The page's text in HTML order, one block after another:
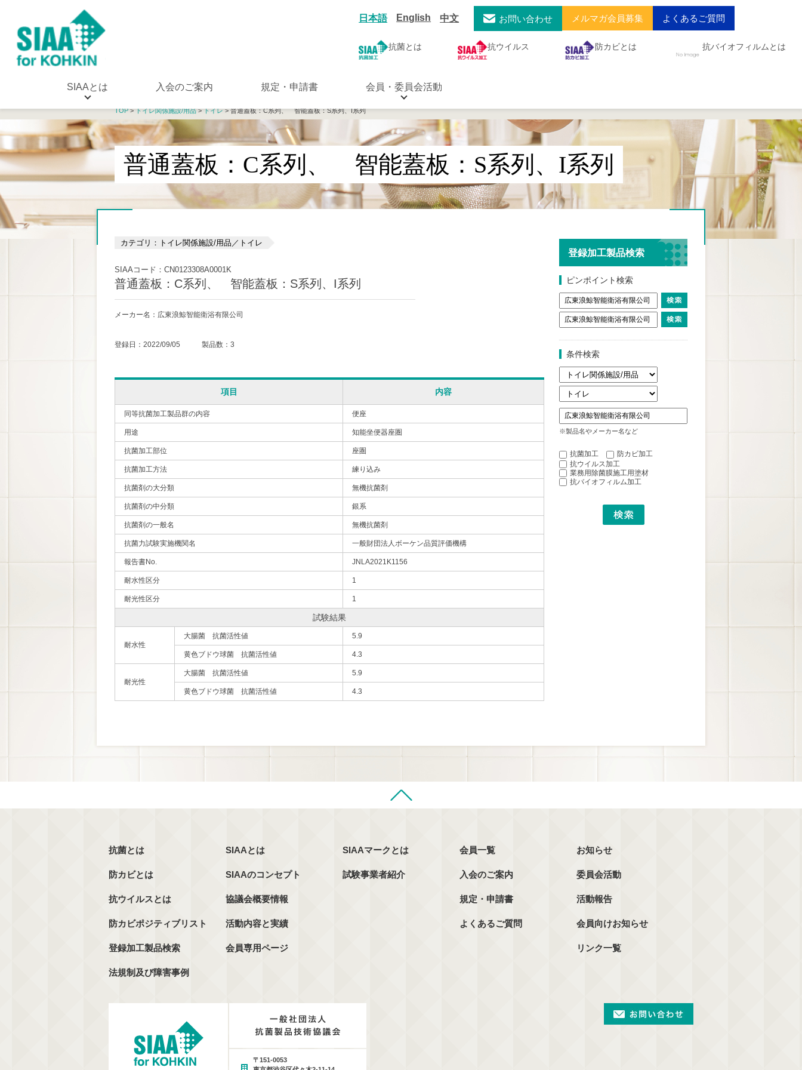
日本語 English 中文 お問い合わせ メルマガ会員募集 よくあるご質問
抗菌とは 抗ウイルス 防カビとは 抗バイオフィルムとは
SIAAとは 入会のご案内 規定・申請書 会員・委員会活動
TOP>トイレ関係施設/用品>トイレ> 普通蓋板：C系列、 智能蓋板：S系列、I系列
普通蓋板：C系列、 智能蓋板：S系列、I系列
カテゴリ：トイレ関係施設/用品／トイレ
SIAAコード：CN0123308A0001K
普通蓋板：C系列、 智能蓋板：S系列、I系列
メーカー名：広東浪鯨智能衛浴有限公司
登録日：2022/09/05 製品数：3
項目 内容
同等抗菌加工製品群の内容 便座
用途 知能坐便器座圏
抗菌加工部位 座圏
抗菌加工方法 練り込み
抗菌剤の大分類 無機抗菌剤
抗菌剤の中分類 銀系
抗菌剤の一般名 無機抗菌剤
抗菌力試験実施機関名 一般財団法人ボーケン品質評価機構
報告書No. JNLA2021K1156
耐水性区分 1
耐光性区分 1
試験結果
耐水性
大腸菌 抗菌活性値 5.9
黄色ブドウ球菌 抗菌活性値 4.3
耐光性
大腸菌 抗菌活性値 5.9
黄色ブドウ球菌 抗菌活性値 4.3
登録加工製品検索
ピンポイント検索
条件検索
※製品名やメーカー名など
抗菌加工
防カビ加工
抗ウイルス加工
業務用除菌膜施工用塗材
抗バイオフィルム加工
抗菌とは
防カビとは
抗ウイルスとは
防カビポジティブリスト
登録加工製品検索
法規制及び障害事例
SIAAとは
SIAAのコンセプト
協議会概要情報
活動内容と実績
会員専用ページ
SIAAマークとは
試験事業者紹介
会員一覧
入会のご案内
規定・申請書
よくあるご質問
お知らせ
委員会活動
活動報告
会員向けお知らせ
リンク一覧
〒151-0053